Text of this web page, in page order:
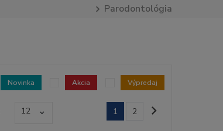
Parodontológia
Novinka Akcia Výpredaj
12 1 2